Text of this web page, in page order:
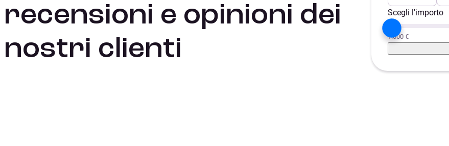
recensioni e opinioni dei
nostri clienti
Scegli l'importo
1.000 €